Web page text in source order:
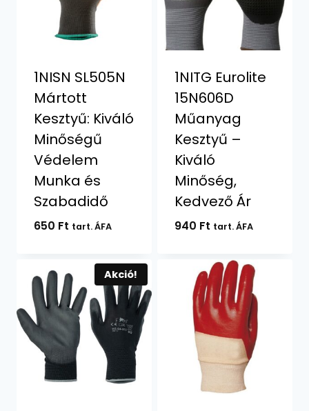
1NISN SL505N
Mártott
Kesztyű: Kiváló
Minőségű
Védelem
Munka és
Szabadidő
650 Ft tart. ÁFA
1NITG Eurolite
15N606D
Műanyag
Kesztyű –
Kiváló
Minőség,
Kedvező Ár
940 Ft tart. ÁFA
Akció!